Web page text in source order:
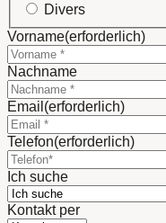
Divers
Vorname(erforderlich)
Nachname
Email (erforderlich)
Telefon(erforderlich)
Ich suche
Kontakt per